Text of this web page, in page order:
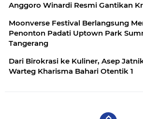
Anggoro Winardi Resmi Gantikan
Moonverse Festival Berlangsung
Penonton Padati Uptown Park
Tangerang
Dari Birokrasi ke Kuliner, Asep
Warteg Kharisma Bahari Otentik 1